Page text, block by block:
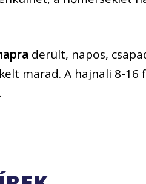
derült, napos,
marad. A hajnali 8-16